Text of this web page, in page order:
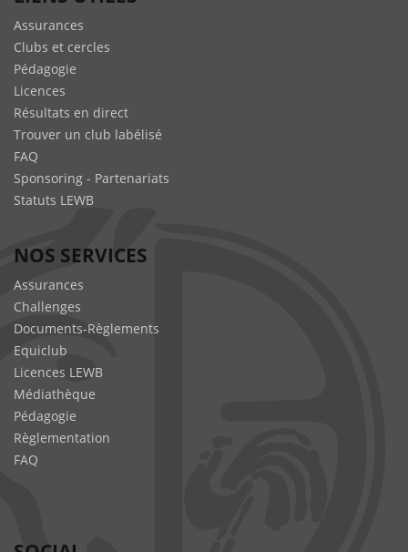
Assurances
Clubs et cercles
Pédagogie
Licences
Résultats en direct
Trouver un club labélisé
FAQ
Sponsoring - Partenariats
Statuts LEWB
NOS SERVICES
Assurances
Challenges
Documents-Règlements
Equiclub
Licences LEWB
Médiathèque
Pédagogie
Règlementation
FAQ